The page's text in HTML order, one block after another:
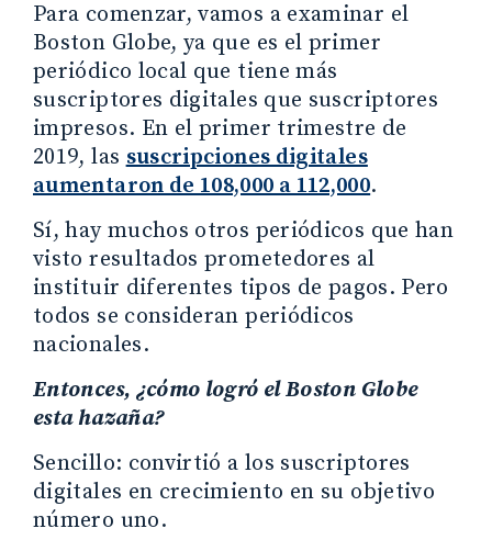
Para comenzar, vamos a examinar el
Boston Globe, ya que es el primer
periódico local que tiene más
suscriptores digitales que suscriptores
impresos. En el primer trimestre de
2019, lassuscripciones digitales
aumentaron de 108,000 a 112,000.
Sí, hay muchos otros periódicos que han
visto resultados prometedores al
instituir diferentes tipos de pagos. Pero
todos se consideran periódicos
nacionales.
Entonces, ¿cómo logró el Boston Globe
esta hazaña?
Sencillo: convirtió a los suscriptores
digitales en crecimiento en su objetivo
número uno.